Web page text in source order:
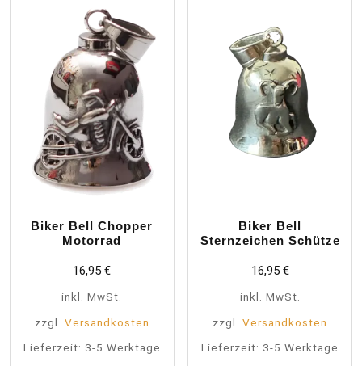
Biker Bell Chopper
Motorrad
16,95€
inkl. MwSt.
zzgl. Versandkosten
Lieferzeit: 3-5 Werktage
Biker Bell
Sternzeichen Schütze
16,95 €
inkl. MwSt.
zzgl.Versandkosten
Lieferzeit: 3-5 Werktage